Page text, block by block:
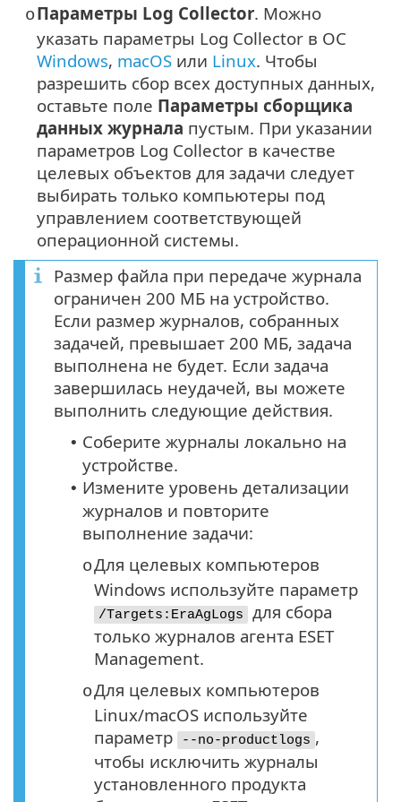
oПараметры Log Collector. Можно
указать параметры Log Collector в ОС
Windows, macOS или Linux. Чтобы
разрешить сбор всех доступных данных,
оставьте поле Параметры сборщика
данных журнала пустым. При указании
параметров Log Collector в качестве
целевых объектов для задачи следует
выбирать только компьютеры под
управлением соответствующей
операционной системы.
Размер файла при передаче журнала
ограничен 200 МБ на устройство.
Если размер журналов, собранных
задачей, превышает 200 МБ, задача
выполнена не будет. Если задача
завершилась неудачей, вы можете
выполнить следующие действия.
• Соберите журналы локально на
устройстве.
• Измените уровень детализации
журналов и повторите
выполнение задачи:
oДля целевых компьютеров
Windows используйте параметр
/Targets:EraAgLogs
для сбора
только журналов агента ESET
Management.
oДля целевых компьютеров
Linux/macOS используйте
параметр
--no-productlogs ,
чтобы исключить журналы
установленного продукта